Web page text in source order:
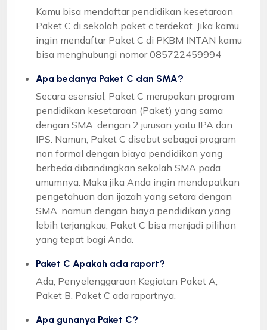
Kamu bisa mendaftar pendidikan kesetaraan
Paket C di sekolah paket c terdekat. Jika kamu
ingin mendaftar Paket C di PKBM INTAN kamu
bisa menghubungi nomor 085722459994
Apa bedanya Paket C dan SMA?
Secara esensial, Paket C merupakan program
pendidikan kesetaraan (Paket) yang sama
dengan SMA, dengan 2 jurusan yaitu IPA dan
IPS. Namun, Paket C disebut sebagai program
non formal dengan biaya pendidikan yang
berbeda dibandingkan sekolah SMA pada
umumnya. Maka jika Anda ingin mendapatkan
pengetahuan dan ijazah yang setara dengan
SMA, namun dengan biaya pendidikan yang
lebih terjangkau, Paket C bisa menjadi pilihan
yang tepat bagi Anda.
Paket C Apakah ada raport?
Ada, Penyelenggaraan Kegiatan Paket A,
Paket B, Paket C ada raportnya.
Apa gunanya Paket C?